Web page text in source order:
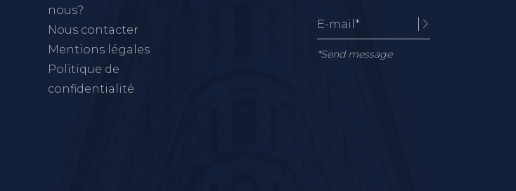
nous?
Nous contacter
Mentions légales
Politique de
confidentialité
*Send message